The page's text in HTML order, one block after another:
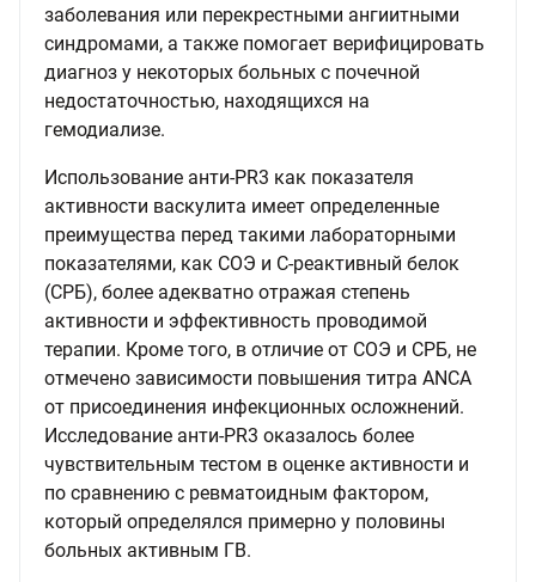
заболевания или перекрестными ангиитными
синдромами, а также помогает верифицировать
диагноз у некоторых больных с почечной
недостаточностью, находящихся на
гемодиализе.
Использование aнти-PR3 как показателя
активности васкулита имеет определенные
преимущества перед такими лабораторными
показателями, как СОЭ и С-реактивный белок
(СРБ), более адекватно отражая степень
активности и эффективность проводимой
терапии. Кроме того, в отличие от СОЭ и СРБ, не
отмечено зависимости повышения титра ANCA
от присоединения инфекционных осложнений.
Исследование aнти-PR3 оказалось более
чувствительным тестом в оценке активности и
по сравнению с ревматоидным фактором,
который определялся примерно у половины
больных активным ГВ.